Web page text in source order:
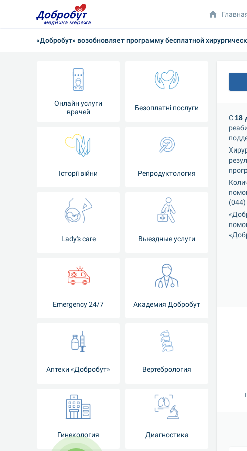
«Добробут» возобновляет программу бесплатной
Онлайн услуги
врачей
Безоплатні послуги
Iсторії війни Репродуктология
Lady's care Выездные услуги
Emergency 24/7 Академия Добробут
Аптеки «Добробут» Вертебрология
Гинекология Диагностика
С 18